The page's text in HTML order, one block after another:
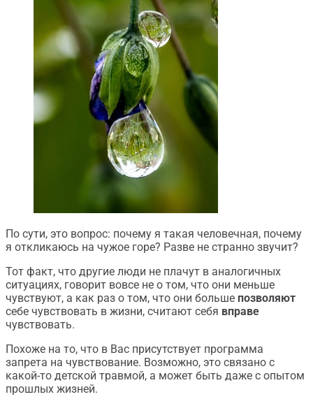
По сути, это вопрос: почему я такая человечная, почему
я откликаюсь на чужое горе? Разве не странно звучит?
Тот факт, что другие люди не плачут в аналогичных
ситуациях, говорит вовсе не о том, что они меньше
чувствуют, а как раз о том, что они больше позволяют
себе чувствовать в жизни, считают себя вправе
чувствовать.
Похоже на то, что в Вас присутствует программа
запрета на чувствование. Возможно, это связано с
какой-то детской травмой, а может быть даже с опытом
прошлых жизней.